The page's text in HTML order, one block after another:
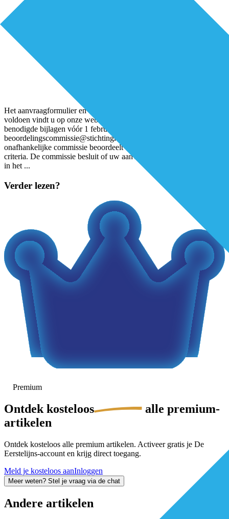
Het aanvraagformulier en de criteria waaraan uw aanvraag moet
voldoen vindt u op onze website. U kunt het formulier plus
benodigde bijlagen vóór 1 februari 2021 sturen naar
beoordelingscommissie@stichtingkoh.nl. Beoordeling Een
onafhankelijke commissie beoordeelt of uw aanvraag voldoet aan de
criteria. De commissie besluit of uw aanvraag wordt gehonoreerd en
in het ...
Verder lezen?
Premium
Ontdek kosteloos
alle premium-
artikelen
Ontdek kosteloos alle premium artikelen. Activeer gratis je De
Eerstelijns-account en krijg direct toegang.
Meld je kosteloos aanInloggen
Meer weten? Stel je vraag via de chat
Andere artikelen